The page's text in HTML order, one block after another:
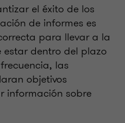
el éxito de los
de informes es
para llevar a la
dentro del plazo
las
objetivos
información sobre